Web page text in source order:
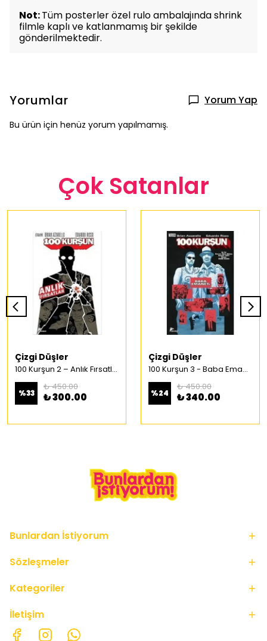
Not:Tüm posterler özel rulo ambalajında shrink
filmle kaplı ve katlanmamış bir şekilde
gönderilmektedir.
Yorumlar Yorum Yap
Bu ürün için henüz yorum yapılmamış.
Çok Satanlar
Çizgi Düşler
100 Kurşun 2 – Anlık Fırsatlar Türkçe Çizgi Roman
%33
₺ 450.00
₺ 300.00
Çizgi Düşler
100 Kurşun 3 - Baba Emaneti Türkçe Çizgi Roman
%24
₺ 450.00
₺ 340.00
Bunlardan İstiyorum
Sözleşmeler
Kategoriler
İletişim